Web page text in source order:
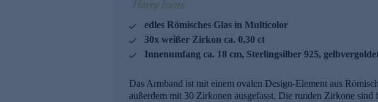
edles Römisches Glas in Multicolor
30x weißer Zirkon ca. 0,30 ct
Innenumfang ca. 18 cm, Sterlingsilber 925,
Das Armband ist mit einem ovalen Design-Element aus
außerdem mit 30 Zirkonen ausgefasst. Die runden Zirkone